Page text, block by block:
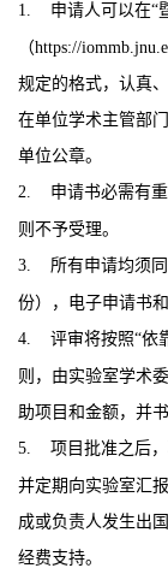
1.
申请人可以在“
（https://
规定的格式，认真
在单位学术主管部
单位公章。
2.
申请书必需有
则不予受理。
3.
所有申请均须
份），电子申请书
4.
评审将按照“依
则，由实验室学术
助项目和金额，并
5.
项目批准之后
并定期向实验室汇
成或负责人发生出国
经费支持。